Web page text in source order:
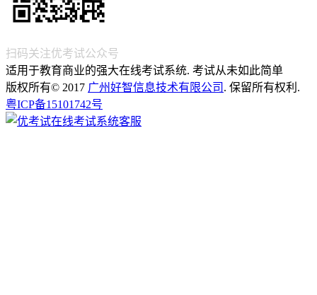
扫码关注优考试公众号
适用于教育商业的强大在线考试系统. 考试从未如此简单
版权所有© 2017 广州好智信息技术有限公司 . 保留所有权利.
粤ICP备15101742号